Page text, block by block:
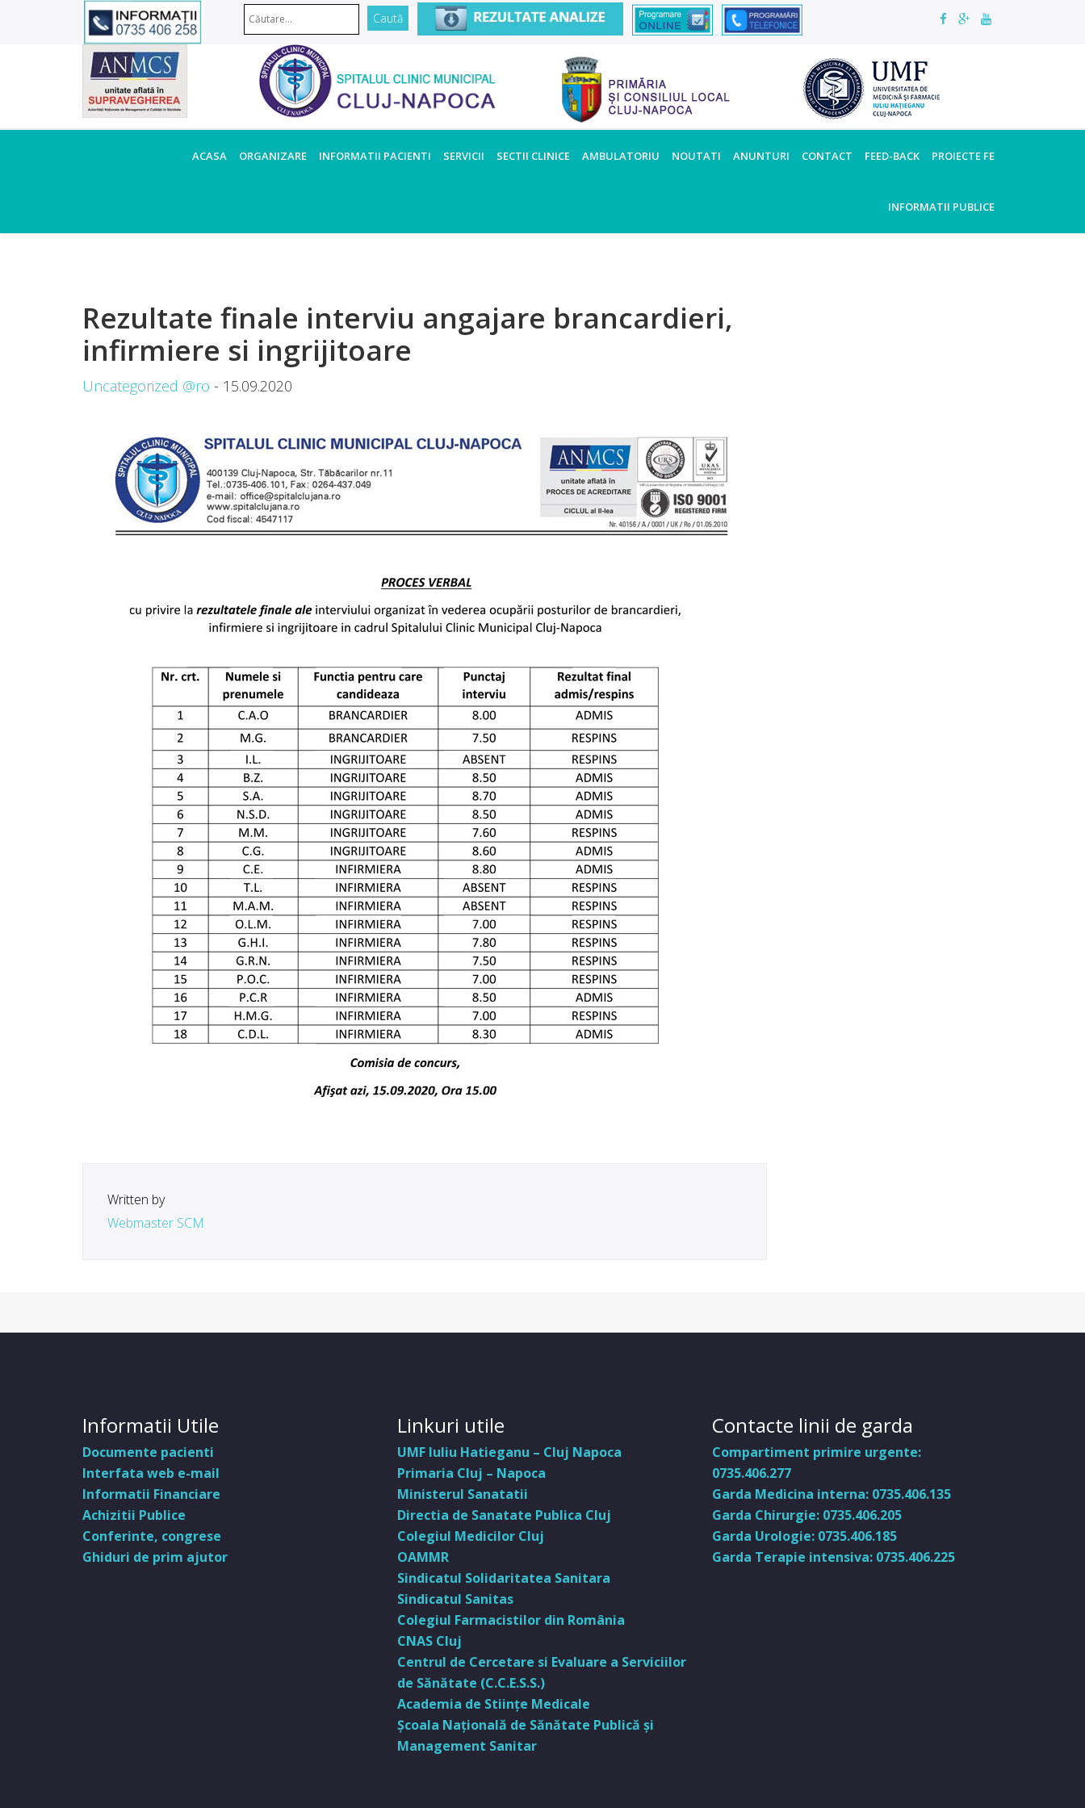
ACASA ORGANIZARE INFORMATII PACIENTI SERVICII SECTII CLINICE AMBULATORIU NOUTATI ANUNTURI CONTACT FEED-BACK PROIECTE FE
INFORMATII PUBLICE
Rezultate finale interviu angajare brancardieri,
infirmiere si ingrijitoare
Uncategorized @ro - 15.09.2020
Written by
Webmaster SCM
Informatii Utile
Documente pacienti
Interfata web e-mail
Informatii Financiare
Achizitii Publice
Conferinte, congrese
Ghiduri de prim ajutor
Linkuri utile
UMF Iuliu Hatieganu – Cluj Napoca
Primaria Cluj – Napoca
Ministerul Sanatatii
Directia de Sanatate Publica Cluj
Colegiul Medicilor Cluj
OAMMR
Sindicatul Solidaritatea Sanitara
Sindicatul Sanitas
Colegiul Farmacistilor din România
CNAS Cluj
Centrul de Cercetare si Evaluare a Serviciilor
de Sănătate (C.C.E.S.S.)
Academia de Stiinţe Medicale
Şcoala Naţională de Sănătate Publică şi
Management Sanitar
Contacte linii de garda
Compartiment primire urgente:
0735.406.277
Garda Medicina interna: 0735.406.135
Garda Chirurgie: 0735.406.205
Garda Urologie: 0735.406.185
Garda Terapie intensiva: 0735.406.225